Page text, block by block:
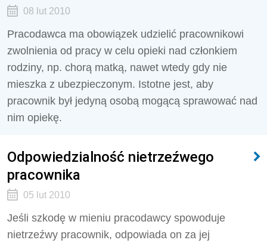
08 lut 2010
Pracodawca ma obowiązek udzielić pracownikowi
zwolnienia od pracy w celu opieki nad członkiem
rodziny, np. chorą matką, nawet wtedy gdy nie
mieszka z ubezpieczonym. Istotne jest, aby
pracownik był jedyną osobą mogącą sprawować nad
nim opiekę.
Odpowiedzialność nietrzeźwego
pracownika
05 lut 2010
Jeśli szkodę w mieniu pracodawcy spowoduje
nietrzeźwy pracownik, odpowiada on za jej